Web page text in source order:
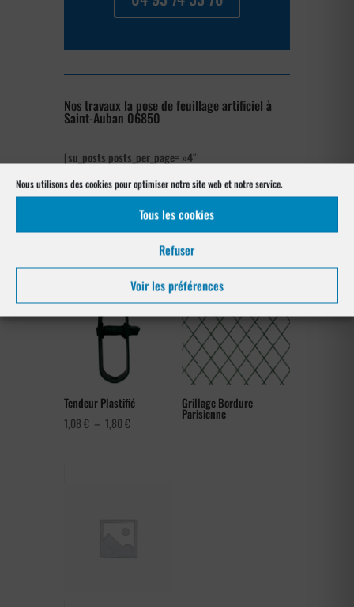
Nous utilisons des cookies pour optimiser notre site web et notre service.
Tous les cookies
Refuser
Voir les préférences
Nos travaux la pose de feuillage artificiel à
Saint-Auban 06850
[su_posts posts_per_page= »4″
orderby= »rand »]
Les produits de clôtures utilisés
à Saint-Auban 06850
Tendeur Plastifié
1,08€ – 1,80€Plage
Grillage Bordure
Parisienne